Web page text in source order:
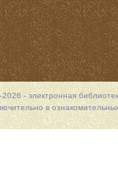
- электронная
в